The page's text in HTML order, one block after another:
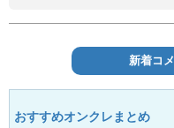
新着コ
おすすめオンクレまとめ